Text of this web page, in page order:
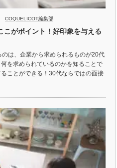
COQUELICOT編集部
こがポイント！好印象を与える
のは、企業から求められるものが20代
を求められているのかを知ることで
ことができる！30代ならではの面接